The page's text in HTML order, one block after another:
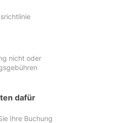
nicht oder
dafür
Ihre Buchung